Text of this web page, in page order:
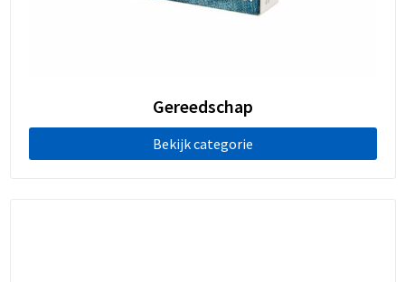
Gereedschap
Bekijk categorie